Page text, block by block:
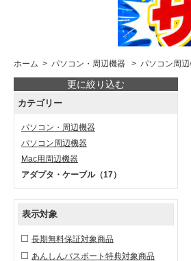
ホーム > パソコン・周辺機器 > パソコン周
更に絞り込む
カテゴリー
パソコン・周辺機器
パソコン周辺機器
Mac用周辺機器
アダプタ・ケーブル（17）
表示対象
長期無料保証対象商品
あんしんパスポート特典対象商品